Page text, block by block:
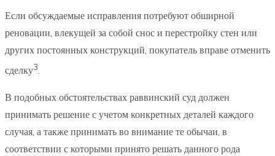
Если обсуждаемые исправления потребуют обширной
реновации, влекущей за собой снос и перестройку стен или
других постоянных конструкций, покупатель вправе отменить
сделку3.
В подобных обстоятельствах раввинский суд должен
принимать решение с учетом конкретных деталей каждого
случая, а также принимать во внимание те обычаи, в
соответствии с которыми принято решать данного рода